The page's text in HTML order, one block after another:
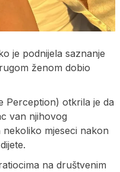
je podnijela saznanje
ženom dobio
Perception) otkrila je da
van njihovog
mjeseci nakon
na društvenim